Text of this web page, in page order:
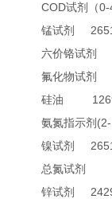
COD试剂（
锰试剂
六价铬试剂
氟化物试剂
硅油
氨氮指示剂
镍试剂
总氮试剂
锌试剂